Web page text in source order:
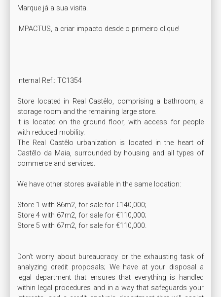
Marque já a sua visita.
IMPACTUS, a criar impacto desde o primeiro clique!
Internal Ref.: TC1354
Store located in Real Castêlo, comprising a bathroom, a
storage room and the remaining large store.
It is located on the ground floor, with access for people
with reduced mobility.
The Real Castêlo urbanization is located in the heart of
Castêlo da Maia, surrounded by housing and all types of
commerce and services.
We have other stores available in the same location:
Store 1 with 86m2, for sale for €140,000;
Store 4 with 67m2, for sale for €110,000;
Store 5 with 67m2, for sale for €110,000.
Don't worry about bureaucracy or the exhausting task of
analyzing credit proposals; We have at your disposal a
legal department that ensures that everything is handled
within legal procedures and in a way that safeguards your